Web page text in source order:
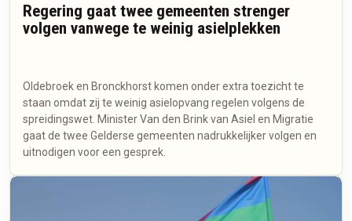
Regering gaat twee gemeenten strenger
volgen vanwege te weinig asielplekken
Oldebroek en Bronckhorst komen onder extra toezicht te
staan omdat zij te weinig asielopvang regelen volgens de
spreidingswet. Minister Van den Brink van Asiel en Migratie
gaat de twee Gelderse gemeenten nadrukkelijker volgen en
uitnodigen voor een gesprek.